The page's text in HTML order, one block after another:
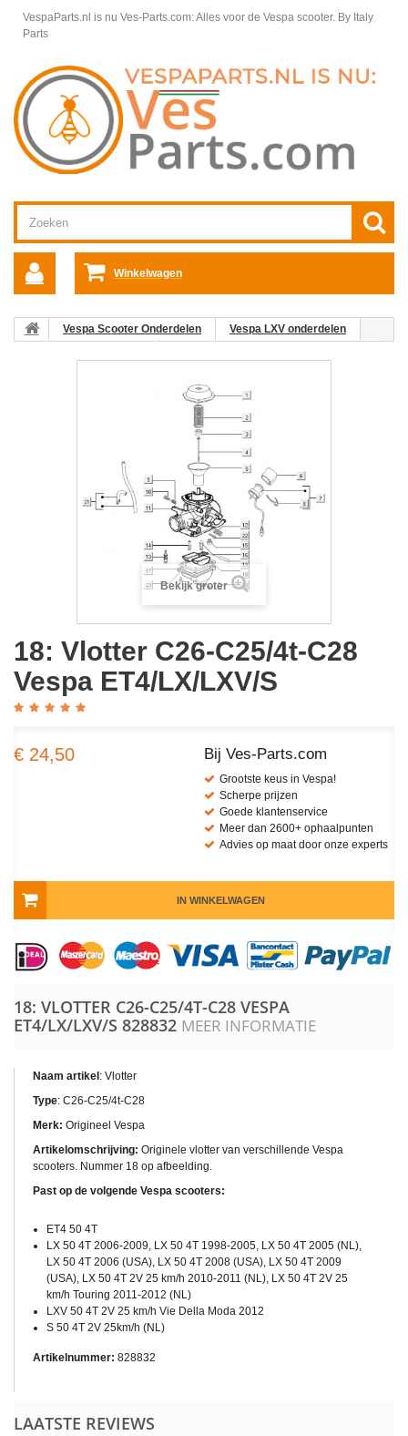
VespaParts.nl is nu Ves-Parts.com: Alles voor de Vespa scooter. By Italy
Parts
Winkelwagen
Vespa Scooter Onderdelen
Vespa LXV onderdelen
Bekijk groter
18: Vlotter C26-C25/4t-C28
Vespa ET4/LX/LXV/S
€ 24,50 Bij Ves-Parts.com
Grootste keus in Vespa!
Scherpe prijzen
Goede klantenservice
Meer dan 2600+ ophaalpunten
Advies op maat door onze experts
IN WINKELWAGEN
18: VLOTTER C26-C25/4T-C28 VESPA
ET4/LX/LXV/S 828832 MEER INFORMATIE
Naam artikel : Vlotter
Type: C26-C25/4t-C28
Merk: Origineel Vespa
Artikelomschrijving: Originele vlotter van verschillende Vespa
scooters. Nummer 18 op afbeelding.
Past op de volgende Vespa scooters:
ET4 50 4T
LX 50 4T 2006-2009, LX 50 4T 1998-2005, LX 50 4T 2005 (NL),
LX 50 4T 2006 (USA), LX 50 4T 2008 (USA), LX 50 4T 2009
(USA), LX 50 4T 2V 25 km/h 2010-2011 (NL), LX 50 4T 2V 25
km/h Touring 2011-2012 (NL)
LXV 50 4T 2V 25 km/h Vie Della Moda 2012
S 50 4T 2V 25km/h (NL)
Artikelnummer: 828832
LAATSTE REVIEWS